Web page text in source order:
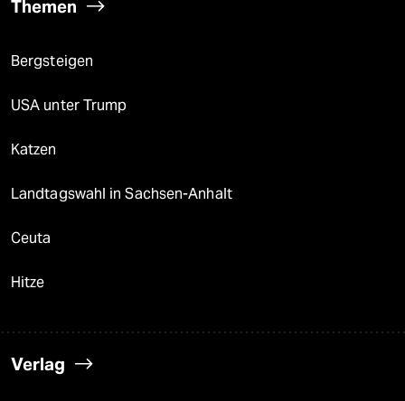
Themen
Bergsteigen
USA unter Trump
Katzen
Landtagswahl in Sachsen-Anhalt
Ceuta
Hitze
Verlag